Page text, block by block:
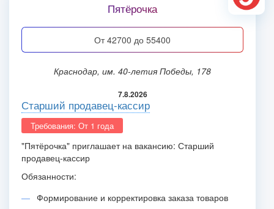
Пятёрочка
от 42700 до 55400
Краснодар, им. 40-летия Победы, 178
7.8.2026
Старший продавец-кассир
Требования: От 1 года
"Пятёрочка" приглашает на вакансию: Старший
продавец-кассир
Обязанности:
Формирование и корректировка заказа товаров